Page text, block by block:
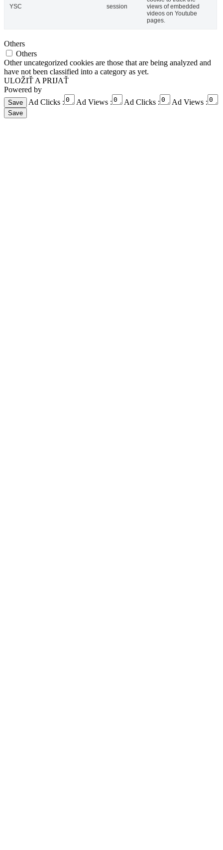
YSC session
views of embedded
videos on Youtube
pages.
Others
Others
Other uncategorized cookies are those that are being analyzed and
have not been classified into a category as yet.
ULOŽIŤ A PRIJAŤ
Powered by
Ad Clicks :
Ad Views : Ad Clicks : Ad Views :